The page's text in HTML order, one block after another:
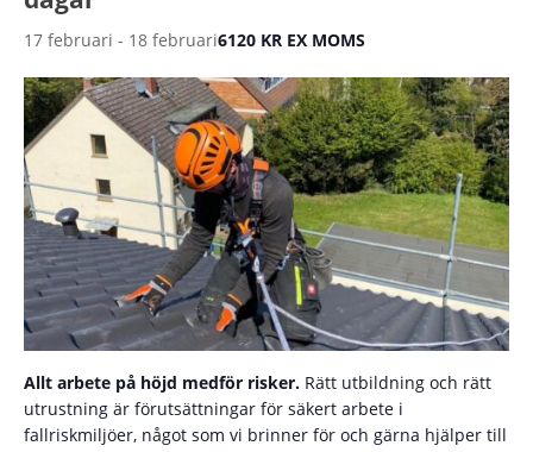
17 februari - 18 februari6120 KR EX MOMS
Allt arbete på höjd medför risker. Rätt utbildning och rätt
utrustning är förutsättningar för säkert arbete i
fallriskmiljöer, något som vi brinner för och gärna hjälper till